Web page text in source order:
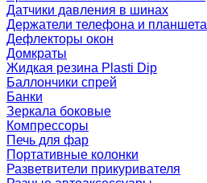
Датчики давления в шинах
Держатели телефона и планшета
Дефлекторы окон
Домкраты
Жидкая резина Plasti Dip
Баллончики спрей
Банки
Зеркала боковые
Компрессоры
Печь для фар
Портативные колонки
Разветвители прикуривателя